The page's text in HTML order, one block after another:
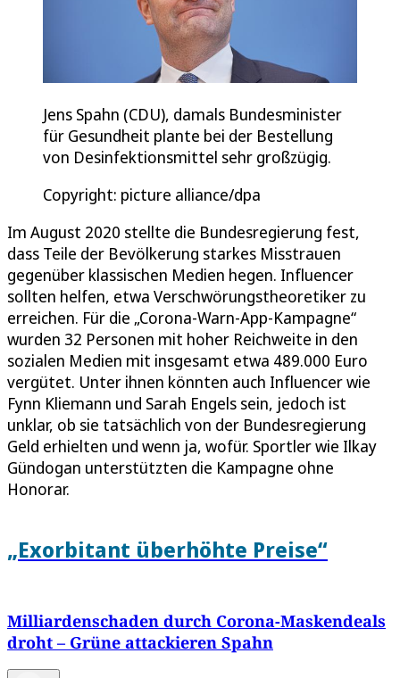
Jens Spahn (CDU), damals Bundesminister
für Gesundheit plante bei der Bestellung
von Desinfektionsmittel sehr großzügig.
Copyright: picture alliance/dpa
Im August 2020 stellte die Bundesregierung fest,
dass Teile der Bevölkerung starkes Misstrauen
gegenüber klassischen Medien hegen. Influencer
sollten helfen, etwa Verschwörungstheoretiker zu
erreichen. Für die „Corona-Warn-App-Kampagne“
wurden 32 Personen mit hoher Reichweite in den
sozialen Medien mit insgesamt etwa 489.000 Euro
vergütet. Unter ihnen könnten auch Influencer wie
Fynn Kliemann und Sarah Engels sein, jedoch ist
unklar, ob sie tatsächlich von der Bundesregierung
Geld erhielten und wenn ja, wofür. Sportler wie Ilkay
Gündogan unterstützten die Kampagne ohne
Honorar.
„Exorbitant überhöhte Preise“
Milliardenschaden durch Corona-Maskendeals
droht – Grüne attackieren Spahn